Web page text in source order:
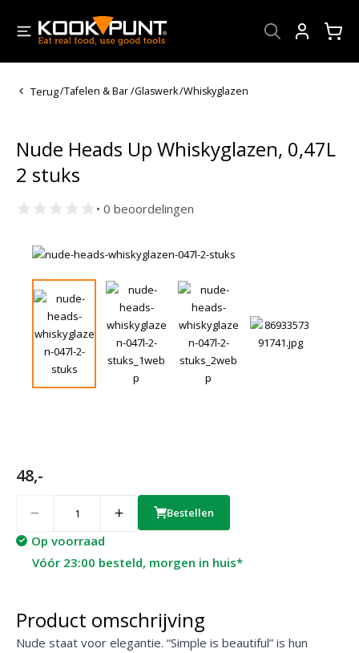
Terug/Tafelen & Bar/Glaswerk/Whiskyglazen
Nude Heads Up Whiskyglazen, 0,47L
2 stuks
• 0 beoordelingen
48,-
Bestellen
Op voorraad
Vóór 23:00 besteld, morgen in huis*
Product omschrijving
Nude staat voor elegantie. “Simple is beautiful” is hun